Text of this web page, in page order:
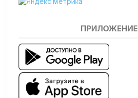
ПРИЛОЖЕНИЕ